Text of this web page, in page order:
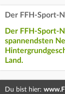
Der FFH-Sport-
Der FFH-Sport-
spannendsten
Land.
Du bist hier: